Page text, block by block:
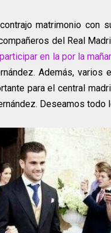
matrimonio con
del Real
participar en la por la
Además, varios
para el central
Deseamos todo